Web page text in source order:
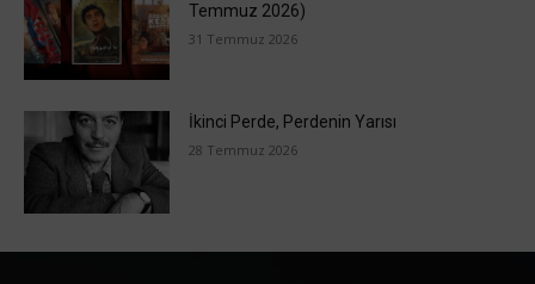
Temmuz 2026)
31 Temmuz 2026
İkinci Perde, Perdenin Yarısı
28 Temmuz 2026